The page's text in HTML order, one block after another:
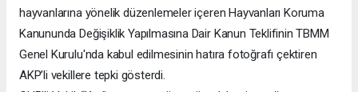
hayvanlarına yönelik düzenlemeler içeren Hayvanları Koruma
Kanununda Değişiklik Yapılmasına Dair Kanun Teklifinin TBMM
Genel Kurulu'nda kabul edilmesinin hatıra fotoğrafı çektiren
AKP’li vekillere tepki gösterdi.